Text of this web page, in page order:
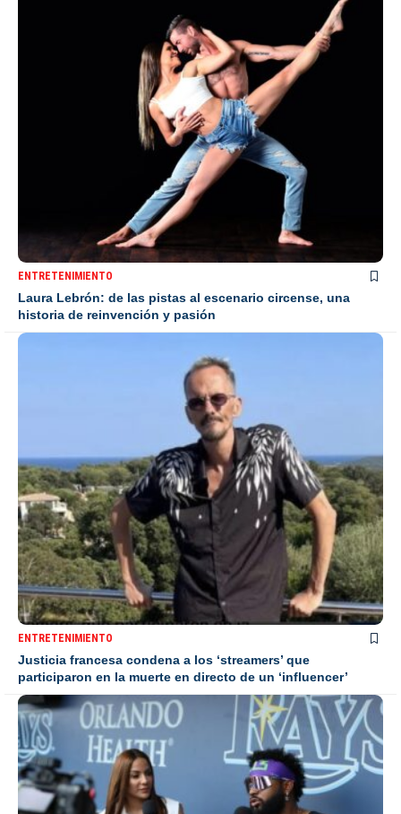
ENTRETENIMIENTO
Laura Lebrón: de las pistas al escenario circense, una
historia de reinvención y pasión
ENTRETENIMIENTO
Justicia francesa condena a los ‘streamers’ que
participaron en la muerte en directo de un ‘influencer’